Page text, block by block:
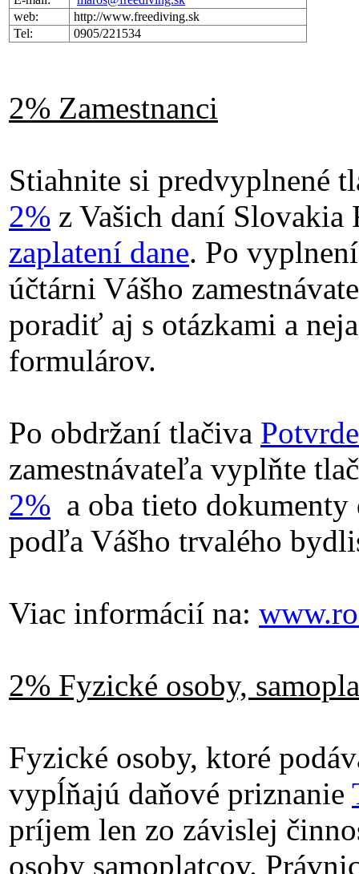
web:
http://www.freediving.sk
Tel:
0905/221534
2% Zamestnanci
Stiahnite si predvyplnené
2% z Vašich daní Slovakia
zaplatení dane. Po
účtárni Vášho
poradiť aj s otázkami a
formulárov.
Po obdržaní tlačiva
zamestnávateľa vyplňte
2% a oba tieto
podľa Vášho trvalého
Viac informácií na:
2% Fyzické osoby,
Fyzické osoby, ktoré
vypĺňajú daňové priznanie
príjem len zo závislej
osoby samoplatcov.